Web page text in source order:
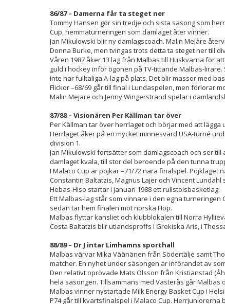
86/87 – Damerna får ta steget ner
Tommy Hansen gör sin tredje och sista säsong som
Cup, hemmaturneringen som damlaget åter vinner.
Jan Mikulowski blir ny damlagscoach. Malin Mejàre
Donna Burke, men tvingas trots detta ta steget ner till
Våren 1987 åker 13 lag från Malbas till Huskvarna för
guld i hockey inför ögonen på TV-tittande Malbas-
inte har fulltaliga A-lag på plats. Det blir massor med
Flickor –68/69 går till final i Lundaspelen, men förlorar
Malin Mejare och Jenny Wingerstrand spelar i
87/88 – Visionären Per Källman tar över
Per Källman tar över herrlaget och börjar med att
Herrlaget åker på en mycket minnesvärd USA-turné
division 1.
Jan Mikulowski fortsätter som damlagscoach och ser
damlaget kvala, till stor del beroende på den tunna
I Malaco Cup är pojkar –71/72 nära finalspel.
Constantin Baltatzis, Magnus Lajer och Vincent
Hebas-Hiso startar i januari 1988 ett rullstolsbasketlag.
Ett Malbas-lag står som vinnare i den egna turneringen
sedan tar hem finalen mot norska Hop.
Malbas flyttar kansliet och klubblokalen till Norra
Costa Baltatzis blir utlandsproffs i Grekiska Aris, i
88/89 – Dr J intar Limhamns sporthall
Malbas värvar Mika Väänänen från Södertälje samt
matcher. En nyhet under säsongen är införandet av
Den relativt oprövade Mats Olsson från Kristianstad
hela säsongen. Tillsammans med Västerås går Malbas
Malbas vinner nystartade Milk Energy Basket Cup i
P74 går till kvartsfinalspel i Malaco Cup.